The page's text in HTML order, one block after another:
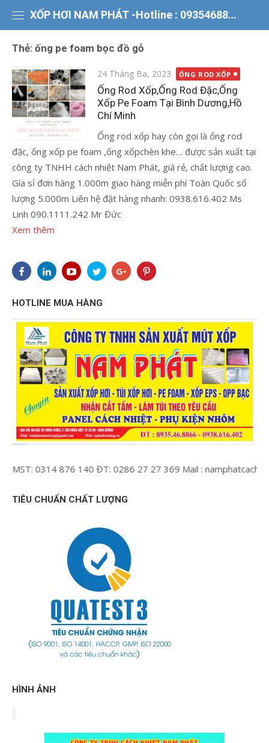
dung
XỐP HƠI NAM PHÁT -Hotline : 0935468866
Thẻ: ống pe foam bọc đồ gỗ
Đăng
vào
24 Tháng Ba, 2023 ỐNG ROD XỐP
Ống Rod Xốp,Ống Rod Đặc,Ống
Xốp Pe Foam Tại Bình Dương,Hồ
Chí Minh
Ống rod xốp hay còn gọi là ống rod
đặc, ống xốp pe foam ,ống xốpchèn khe… được sản xuất tại
công ty TNHH cách nhiệt Nam Phát, giá rẻ, chất lượng cao.
Gía sỉ đơn hàng 1.000m giao hàng miễn phí Toàn Quốc số
lượng 5.000m Liên hệ đặt hàng nhanh: 0938.616.402 Ms
Linh 090.1111.242 Mr Đức
Xem thêm
HOTLINE MUA HÀNG
0314 876 140 ĐT: 0286 27 27 369 Mail :
TIÊU CHUẨN CHẤT LƯỢNG
HÌNH ẢNH